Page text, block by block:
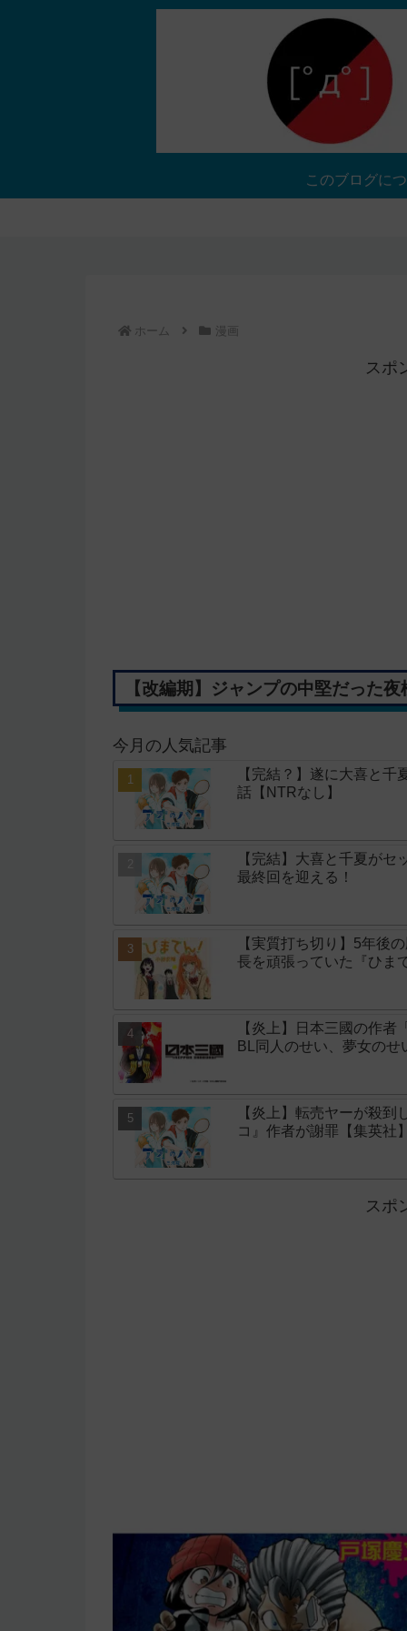
このブログに
ホーム 漫画
スポ
【改編期】ジャンプの中堅だった
今月の人気記事
【完結？】遂に大喜と
話【NTRなし】
【完結】大喜と千夏が
最終回を迎える！
【実質打ち切り】5年後
長を頑張っていた『ひま
【炎上】日本三國の作
BL同人のせい、夢女の
【炎上】転売ヤーが殺
コ』作者が謝罪【集英社
スポ